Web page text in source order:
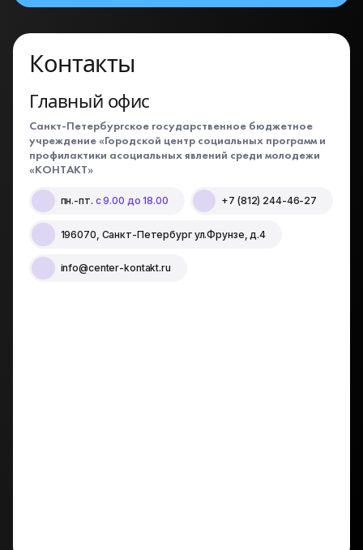
Контакты
Главный офис
Санкт-Петербургское государственное бюджетное
учреждение «Городской центр социальных программ и
профилактики асоциальных явлений среди молодежи
«КОНТАКТ»
пн.-пт. с 9.00 до 18.00 +7 (812) 244-46-27
196070, Санкт-Петербург ул.Фрунзе, д.4
info@center-kontakt.ru